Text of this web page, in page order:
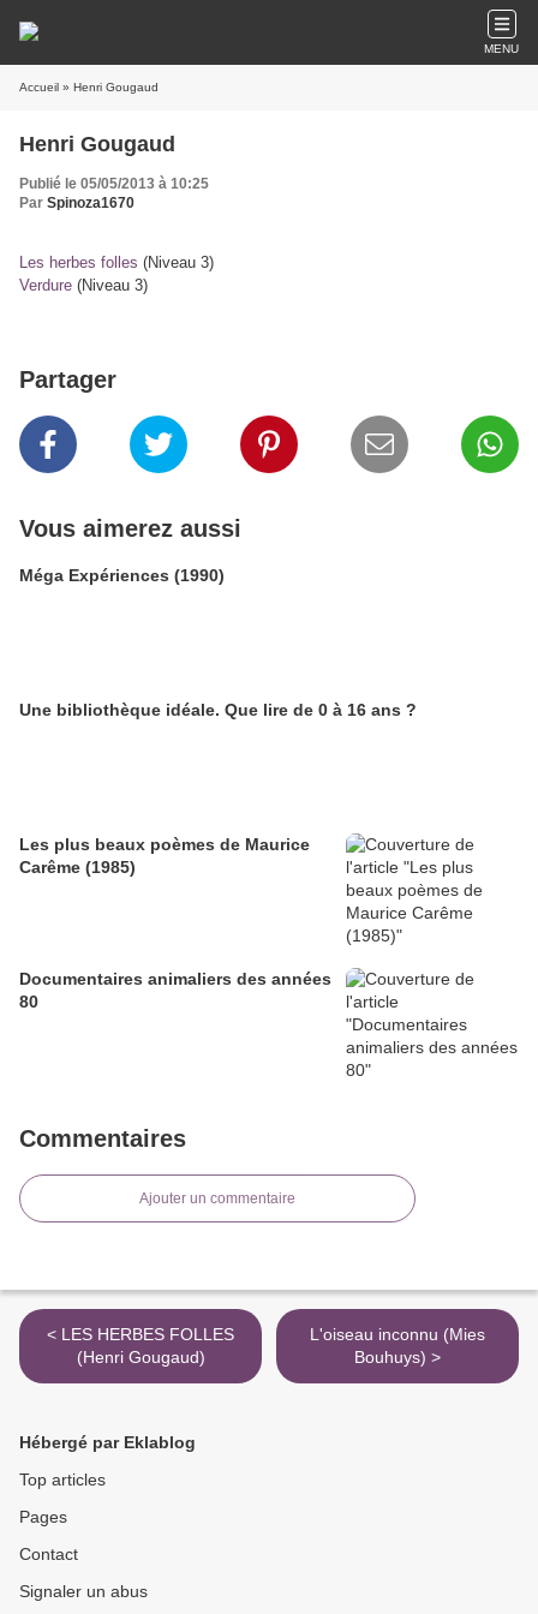
MENU
Accueil » Henri Gougaud
Henri Gougaud
Publié le 05/05/2013 à 10:25
Par Spinoza1670
Les herbes folles (Niveau 3)
Verdure (Niveau 3)
Partager
Vous aimerez aussi
Méga Expériences (1990)
Une bibliothèque idéale. Que lire de 0 à 16 ans ?
Les plus beaux poèmes de Maurice
Carême (1985)
Documentaires animaliers des années
80
Commentaires
Ajouter un commentaire
< LES HERBES FOLLES
(Henri Gougaud)
L'oiseau inconnu (Mies
Bouhuys) >
Hébergé par Eklablog
Top articles
Pages
Contact
Signaler un abus